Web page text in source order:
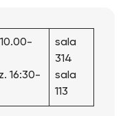
16:30-
sala
314
sala
113